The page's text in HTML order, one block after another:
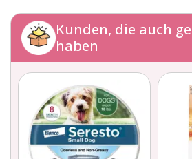
Kunden, die auch
haben